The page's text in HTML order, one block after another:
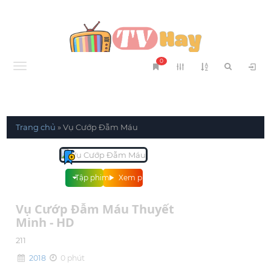
Menu
0
Trang chủ »Vụ Cướp Đẫm Máu
Xem phim
Tập phim
Vụ Cướp Đẫm Máu Thuyết
Minh - HD
211
2018
0 phút